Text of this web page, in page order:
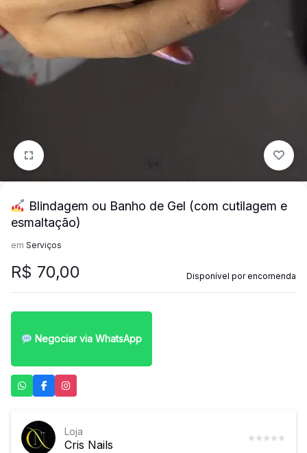
1/4
Blindagem ou Banho de Gel (com cutilagem e
esmaltação)
em Serviços
R$ 70,00 Disponível por encomenda
Negociar via WhatsApp
Cris Nails
Loja